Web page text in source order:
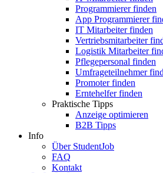
Programmierer finden
App Programmierer
IT Mitarbeiter finden
Vertriebsmitarbeiter
Logistik Mitarbeiter
Pflegepersonal finden
Umfrageteilnehmer
Promoter finden
Erntehelfer finden
Praktische Tipps
Anzeige optimieren
B2B Tipps
Info
Über StudentJob
FAQ
Kontakt